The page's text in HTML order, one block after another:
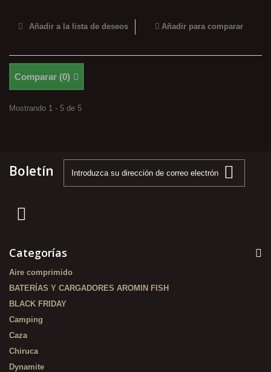
Añadir a la lista de deseos Añadir para comparar
Comparar (0)
Mostrando 1 - 5 de 5
Boletín
Categorías
Aire comprimido
BATERÍAS Y CARGADORES AROMIN FISH
BLACK FRIDAY
Camping
Caza
Chiruca
Dynamite